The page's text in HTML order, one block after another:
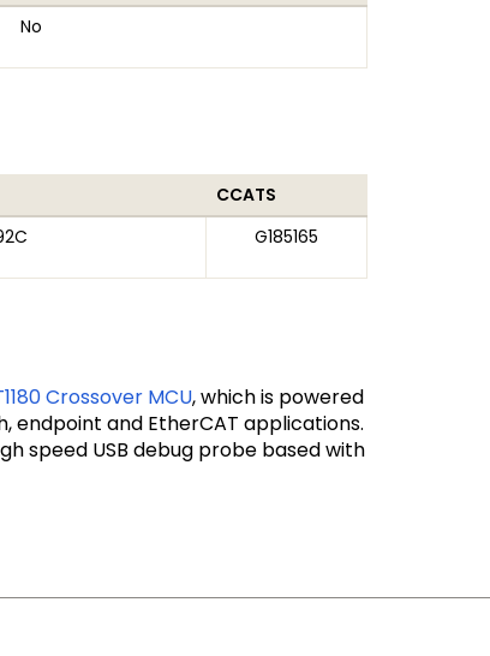
No
CCATS
G185165
Crossover MCU, which is powered
endpoint and EtherCAT applications.
speed USB debug probe based with